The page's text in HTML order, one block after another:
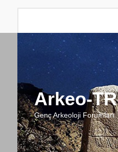
Arkeo-TR
Genç Arkeoloji Forumları